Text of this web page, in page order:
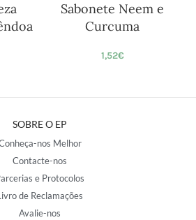
Sabonete Neem e
Curcuma
1,52€
SOBRE O EP
nos Melhor
Contacte-nos
e Protocolos
de Reclamações
Avalie-nos